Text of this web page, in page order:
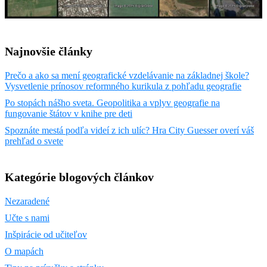
Najnovšie články
Prečo a ako sa mení geografické vzdelávanie na základnej škole?
Vysvetlenie prínosov reformného kurikula z pohľadu geografie
Po stopách nášho sveta. Geopolitika a vplyv geografie na
fungovanie štátov v knihe pre deti
Spoznáte mestá podľa videí z ich ulíc? Hra City Guesser overí váš
prehľad o svete
Kategórie blogových článkov
Nezaradené
Učte s nami
Inšpirácie od učiteľov
O mapách